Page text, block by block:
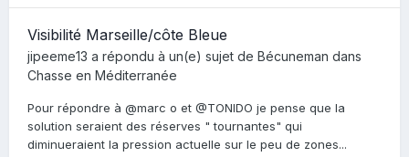
Visibilité Marseille/côte Bleue
jipeeme13 a répondu à un(e) sujet de Bécuneman dans
Chasse en Méditerranée
Pour répondre à @marc o et @TONIDO je pense que la
solution seraient des réserves " tournantes" qui
diminueraient la pression actuelle sur le peu de zones...